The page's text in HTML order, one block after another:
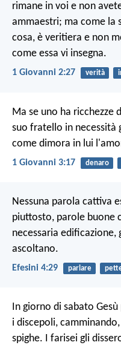
rimane in voi e non
ammaestri; ma come la
cosa, è veritiera e non
come essa vi insegna.
1 Giovanni 2:27 verità
Ma se uno ha ricchezze
suo fratello in necessità
come dimora in lui
1 Giovanni 3:17 denaro
Nessuna parola cattiva
piuttosto, parole buone
necessaria edificazione,
ascoltano.
Efesini 4:29 parlare
In giorno di sabato
i discepoli,
spighe. I farisei gli